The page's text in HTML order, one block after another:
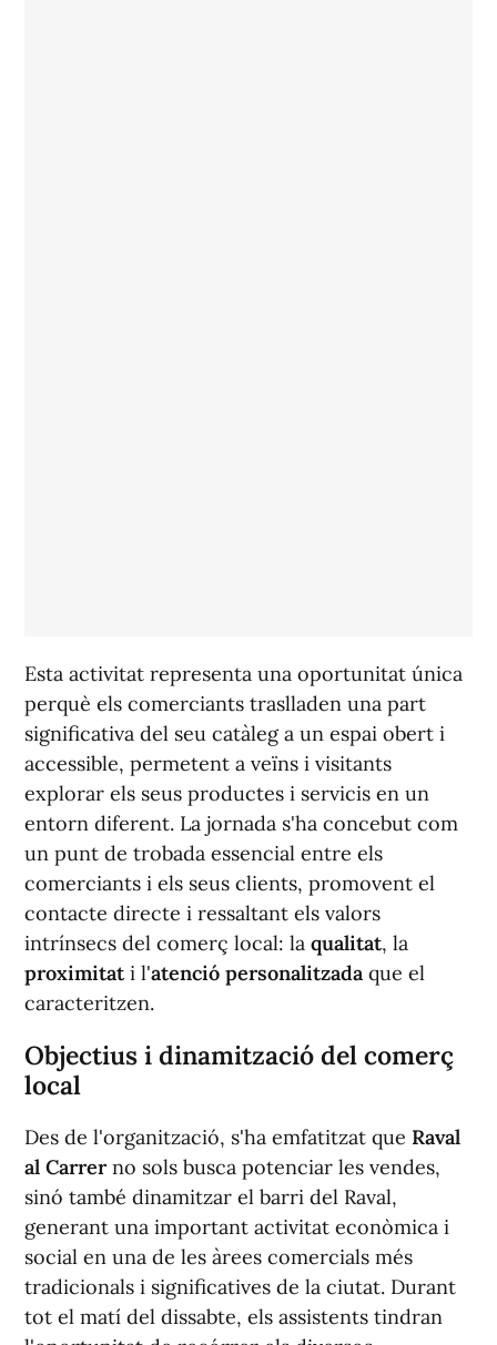
Esta activitat representa una oportunitat única
perquè els comerciants traslladen una part
significativa del seu catàleg a un espai obert i
accessible, permetent a veïns i visitants
explorar els seus productes i servicis en un
entorn diferent. La jornada s'ha concebut com
un punt de trobada essencial entre els
comerciants i els seus clients, promovent el
contacte directe i ressaltant els valors
intrínsecs del comerç local: la qualitat, la
proximitati l'atenció personalitzada que el
caracteritzen.
Objectius i dinamització del comerç
local
Des de l'organització, s'ha emfatitzat que Raval
al Carrerno sols busca potenciar les vendes,
sinó també dinamitzar el barri del Raval,
generant una important activitat econòmica i
social en una de les àrees comercials més
tradicionals i significatives de la ciutat. Durant
tot el matí del dissabte, els assistents tindran